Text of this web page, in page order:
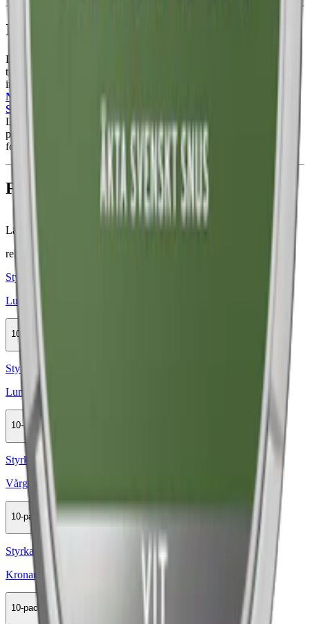
Information om varumärket Lundgrens
Lundgrens – är en smakresa genom Sverige. Lundgrens snus,
tillverkat av
inspirerad av Sveriges skogar och hav. Med
Norrland
, präglad av granskott och fjällblommor, och
Skärgården
Lundgrens en unik upplevelse. Med innovativa lösningar som
perforerade prillor och vitt snus i stora prillor,Lundgrens Mörk
fortsätter Lundgrens utveckla det svenska snuset.
Färskt vitt snus
Läs mer om hur du förvarar Lundgrens Solnedgång
relaterade produkter
Styrka Normal · Large
Lundgrens Vit Portion
10-pack
Styrka Normal · Large
Lundgrens Original Portion
10-pack
309,90 kr
Köp
Styrka Normal · Large
Vårgårda Rustik Vit Portion
10-pack
364,50 kr
Köp
Styrka Normal · Large
Kronan Vit Portion
10-pack
279,90 kr
Köp